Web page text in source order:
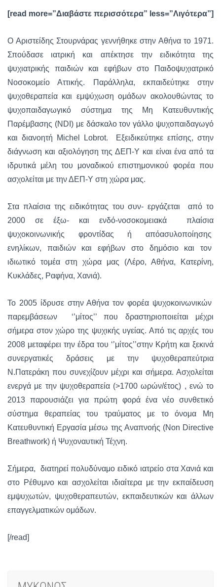
[read more=”Διαβάστε περισσότερα” less=”Λιγότερα”]
Ο Αριστείδης Στουρνάρας γεννήθηκε στην Αθήνα το 1971.
Σπούδασε ιατρική και απέκτησε την ειδικότητα της
ψυχιατρικής παιδιών και εφήβων στο Παιδοψυχιατρικό
Νοσοκομείο Αττικής. Παράλληλα, εκπαιδεύτηκε στην
ψυχοθεραπεία και εμψύχωση ομάδων ακολουθώντας το
ψυχοπαιδαγωγικό σύστημα της Μη Κατευθυντικής
Παρέμβασης (NDI) με δάσκαλο τον γάλλο ψυχοπαιδαγωγό
και διανοητή Michel Lobrot. Εξειδικεύτηκε επίσης, στην
διάγνωση και αξιολόγηση της ΔΕΠ-Υ και είναι ένα από τα
ιδρυτικά μέλη του μοναδικού επιστημονικού φορέα που
ασχολείται με την ΔΕΠ-Υ στη χώρα μας.
Στα πλαίσια της ειδικότητας του συν- εργάζεται από το
2000 σε έξω- και ενδό-νοσοκομειακά πλαίσια
ψυχοκοινωνικής φροντίδας ή απόασυλοποίησης
ενηλίκων, παιδιών και εφήβων στο δημόσιο και τον
ιδιωτικό τομέα στη χώρα μας (Λέρο, Αθήνα, Κατερίνη,
Κυκλάδες, Ραφήνα, Χανιά).
Το 2005 ίδρυσε στην Αθήνα τον φορέα ψυχοκοινωνικών
παρεμβάσεων ‘’μίτος’’ που δραστηριοποιείται μέχρι
σήμερα στον χώρο της ψυχικής υγείας. Από τις αρχές του
2008 μεταφέρει την έδρα του ‘’μίτος’’στην Κρήτη και ξεκινά
συνεργατικές δράσεις με την ψυχοθεραπεύτρια
Ν.Πατεράκη που συνεχίζουν μέχρι και σήμερα. Ασχολείται
ενεργά με την ψυχοθεραπεία (>1700 ωρών/έτος) , ενώ το
2013 παρουσιάζει για πρώτη φορά ένα νέο συνθετικό
σύστημα θεραπείας του τραύματος με το όνομα Μη
Κατευθυντική Εργασία μέσω της Αναπνοής (Non Directive
Breathwork) ή Ψυχοναυτική Τέχνη.
Σήμερα, διατηρεί πολυδύναμο ειδικό ιατρείο στα Χανιά και
στο Ρέθυμνο και ασχολείται ιδιαίτερα με την εκπαίδευση
εμψυχωτών, ψυχοθεραπευτών, εκπαιδευτικών και άλλων
επαγγελματικών ομάδων.
[/read]